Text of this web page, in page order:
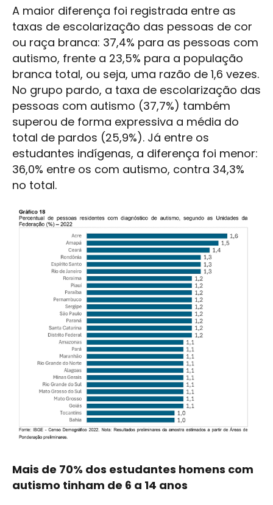
A maior diferença foi registrada entre as
taxas de escolarização das pessoas de cor
ou raça branca: 37,4% para as pessoas com
autismo, frente a 23,5% para a população
branca total, ou seja, uma razão de 1,6 vezes.
No grupo pardo, a taxa de escolarização das
pessoas com autismo (37,7%) também
superou de forma expressiva a média do
total de pardos (25,9%). Já entre os
estudantes indígenas, a diferença foi menor:
36,0% entre os com autismo, contra 34,3%
no total.
Mais de 70% dos estudantes homens com
autismo tinham de 6 a 14 anos